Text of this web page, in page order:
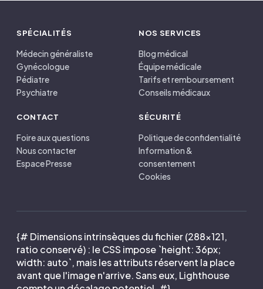
SPÉCIALITÉS
Médecin généraliste
Gynécologue
Pédiatre
Psychiatre
NOS SERVICES
Blog médical
Équipe médicale
Tarifs et remboursement
Conseils médicaux
CONTACT
Foire aux questions
Nous contacter
Espace Presse
SÉCURITÉ
Politique de confidentialité
Information &
consentement
Cookies
{# Dimensions intrinsèques du fichier (288×121,
ratio conservé) : le CSS impose `height: 36px;
width: auto`, mais les attributs réservent la place
avant que l'image n'arrive. Sans eux, Lighthouse